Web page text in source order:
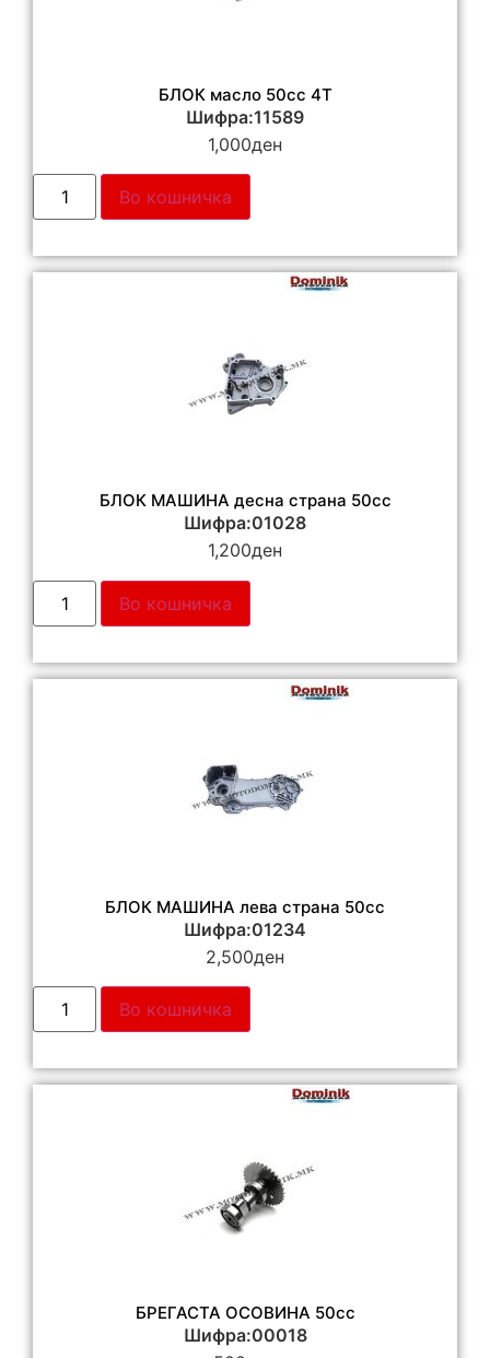
БЛОК масло 50cc 4T
Шифра:11589
1,000ден
Во кошничка
БЛОК МАШИНА десна страна 50cc
Шифра:01028
1,200ден
Во кошничка
БЛОК МАШИНА лева страна 50cc
Шифра:01234
2,500ден
Во кошничка
БРЕГАСТА ОСОВИНА 50cc
Шифра:00018